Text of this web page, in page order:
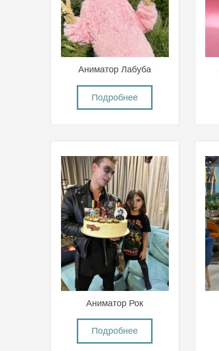
Аниматор Лабуба
Подробнее
Аниматор Рок
Подробнее